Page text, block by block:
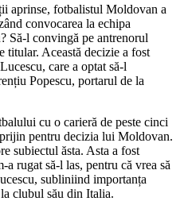
aprinse, fotbalistul Moldovan a
convocarea la echipa
Să-l convingă pe antrenorul
Această decizie a fost
care a optat să-l
Popescu, portarul de la
cu o carieră de peste cinci
pentru decizia lui Moldovan.
subiectul ăsta. Asta a fost
rugat să-l las, pentru că vrea să
subliniind importanța
clubul său din Italia.